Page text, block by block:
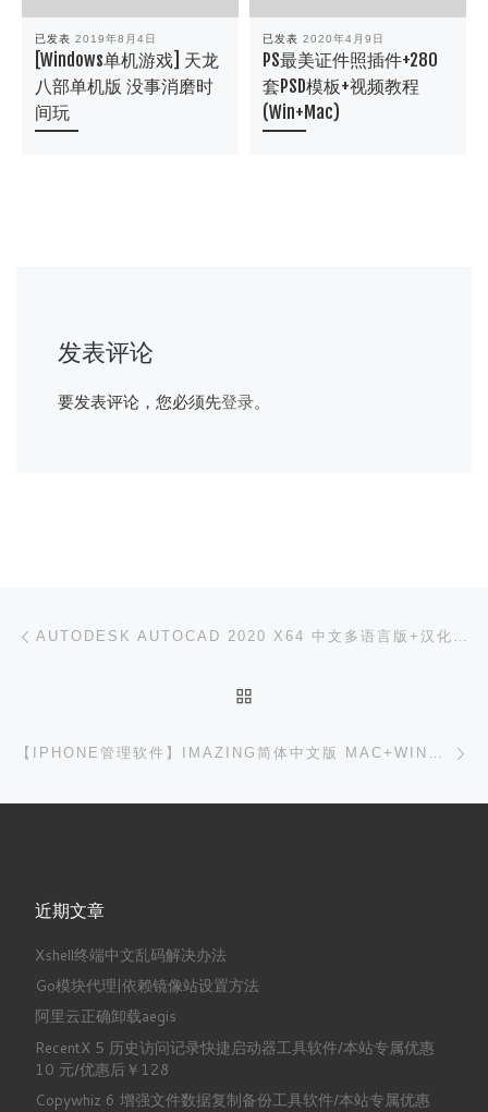
已发表 2019年8月4日
[Windows单机游戏] 天龙
八部单机版 没事消磨时
间玩
已发表 2020年4月9日
PS最美证件照插件+280
套PSD模板+视频教程
(Win+Mac)
发表评论
要发表评论，您必须先登录。
文章导航 AUTODESK AUTOCAD 2020 X64 中文多语言版+汉化版注册机-迅雷高速下载
【IPHONE管理软件】IMAZING简体中文版 MAC+WINDOWS
近期文章
Xshell终端中文乱码解决办法
Go模块代理|依赖镜像站设置方法
阿里云正确卸载aegis
RecentX 5 历史访问记录快捷启动器工具软件/本站专属优惠
10 元/优惠后￥128
Copywhiz 6 增强文件数据复制备份工具软件/本站专属优惠